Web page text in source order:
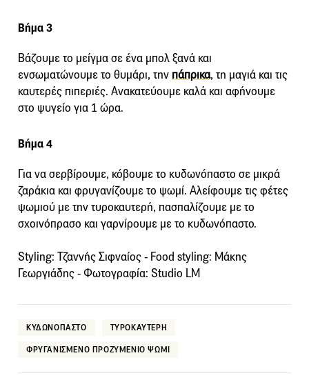
Βήμα 3
Βάζουμε το μείγμα σε ένα μπολ ξανά και
ενσωματώνουμε το θυμάρι, την πάπρικα, τη μαγιά και τις
καυτερές πιπεριές. Ανακατεύουμε καλά και αφήνουμε
στο ψυγείο για 1 ώρα.
Βήμα 4
Για να σερβίρουμε, κόβουμε το κυδωνόπαστο σε μικρά
ζαράκια και φρυγανίζουμε το ψωμί. Αλείφουμε τις φέτες
ψωμιού με την τυροκαυτερή, πασπαλίζουμε με το
σχοινόπρασο και γαρνίρουμε με το κυδωνόπαστο.
Styling: Τζαννής Σιφναίος - Food styling: Μάκης
Γεωργιάδης - Φωτογραφία: Studio LM
ΚΥΔΩΝΟΠΑΣΤΟ ΤΥΡΟΚΑΥΤΕΡΗ
ΦΡΥΓΑΝΙΣΜΕΝΟ ΠΡΟΖΥΜΕΝΙΟ ΨΩΜΙ